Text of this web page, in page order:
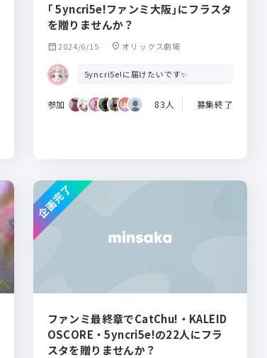
｢ 5yncri5e!ファンミ大阪｣にフラスタ
を贈りませんか？
calendar_month2024/6/15 location_on オリックス劇場
5yncri5e!に届けたいです✨
参加 83人 募集終了
ファンミ最終章でCatChu!・KALEID
OSCORE・5yncri5e!の22人にフラ
スタを贈りませんか？
企画完了